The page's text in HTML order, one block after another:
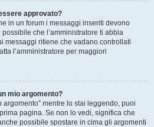
approvato?
in un forum i messaggi inseriti devono
che l’amministratore ti abbia
messaggi ritiene che vadano controllati
l’amministratore per maggiori
mio argomento?
mentre lo stai leggendo, puoi
pagina. Se non lo vedi, significa che
possibile spostare in cima gli argomenti